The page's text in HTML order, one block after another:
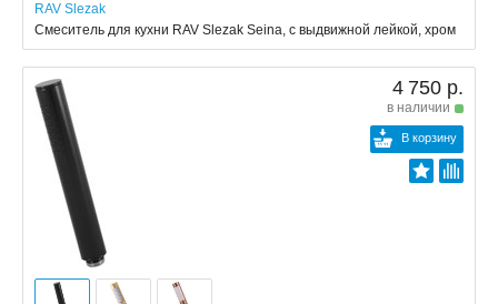
RAV Slezak
Смеситель для кухни RAV Slezak Seina, с выдвижной лейкой, хром
4 750 р.
в наличии
В корзину